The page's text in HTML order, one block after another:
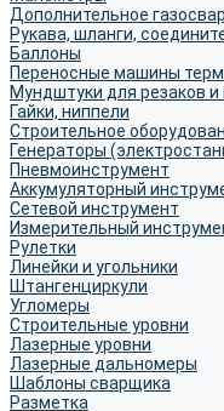
Дополнительное
Рукава, шланги,
Баллоны
Переносные машины
Мундштуки для резаков и
Гайки, ниппели
Строительное
Генераторы
Пневмоинструмент
Аккумуляторный
Сетевой инструмент
Измерительный
Рулетки
Линейки и угольники
Штангенциркули
Угломеры
Строительные уровни
Лазерные уровни
Лазерные дальномеры
Шаблоны сварщика
Разметка